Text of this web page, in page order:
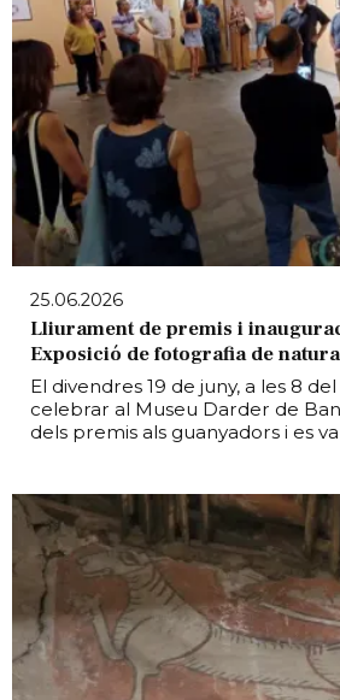
25.06.2026
Lliurament de premis i
Exposició de fotografia de natura
El divendres 19 de juny, a les 8
celebrar al Museu Darder de
dels premis als guanyadors i es